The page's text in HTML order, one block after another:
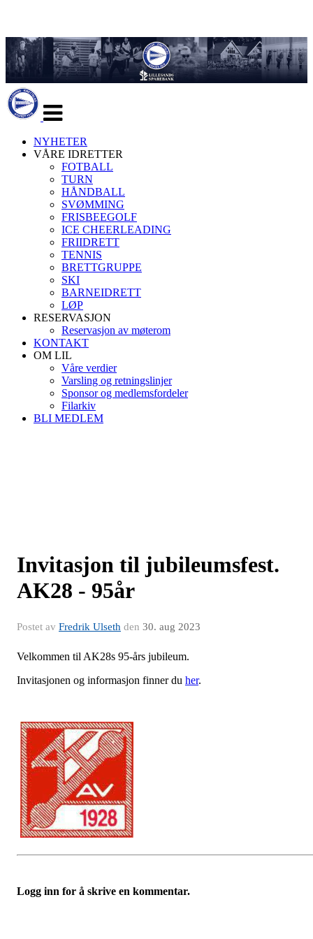
navigasjon
NYHETER
VÅRE IDRETTER
FOTBALL
TURN
HÅNDBALL
SVØMMING
FRISBEEGOLF
ICE CHEERLEADING
FRIIDRETT
TENNIS
BRETTGRUPPE
SKI
BARNEIDRETT
LØP
RESERVASJON
Reservasjon av møterom
KONTAKT
OM LIL
Våre verdier
Varsling og retningslinjer
Sponsor og medlemsfordeler
Filarkiv
BLI MEDLEM
Invitasjon til jubileumsfest.
AK28 - 95år
Postet av Fredrik Ulseth den 30. aug 2023
Velkommen til AK28s 95-års jubileum.
Invitasjonen og informasjon finner du her.
Logg inn for å skrive en kommentar.